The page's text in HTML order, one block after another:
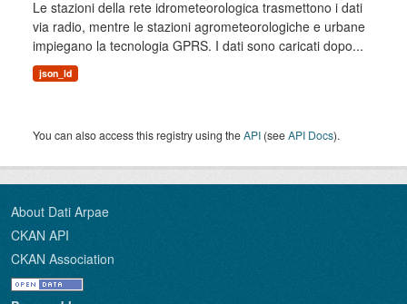
Le stazioni della rete idrometeorologica trasmettono i dati
via radio, mentre le stazioni agrometeorologiche e urbane
impiegano la tecnologia GPRS. I dati sono caricati dopo...
json_ld
You can also access this registry using theAPI (seeAPI Docs).
About Dati Arpae
CKAN API
CKAN Association